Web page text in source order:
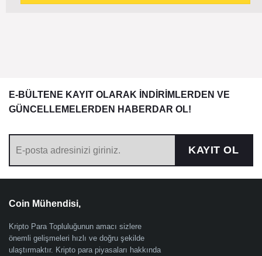
E-BÜLTENE KAYIT OLARAK İNDİRİMLERDEN VE
GÜNCELLEMELERDEN HABERDAR OL!
KAYIT OL
Coin Mühendisi,
Kripto Para Topluluğunun amacı sizlere
önemli gelişmeleri hızlı ve doğru şekilde
ulaştırmaktır. Kripto para piyasaları hakkında